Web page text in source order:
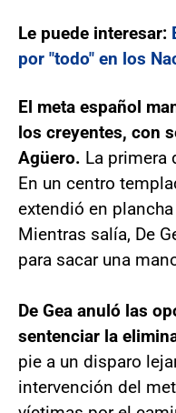
Le puede interesar:
por "todo" en los
El meta español
los creyentes, con
Agüero. La primera
En un centro
extendió en
Mientras salía, De
para sacar una
De Gea anuló las
sentenciar la
pie a un disparo
intervención del